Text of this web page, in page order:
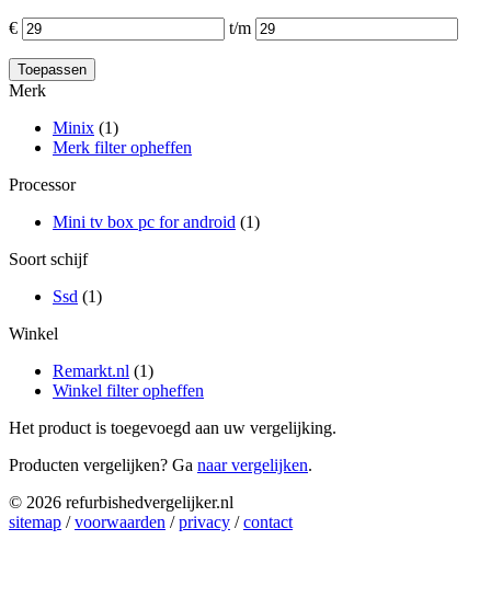
€ t/m
Merk
Minix (1)
Merk filter opheffen
Processor
Mini tv box pc for android (1)
Soort schijf
Ssd (1)
Winkel
Remarkt.nl (1)
Winkel filter opheffen
Het product is toegevoegd aan uw vergelijking.
Producten vergelijken? Ga naar vergelijken.
© 2026 refurbishedvergelijker.nl
sitemap /voorwaarden /privacy /contact